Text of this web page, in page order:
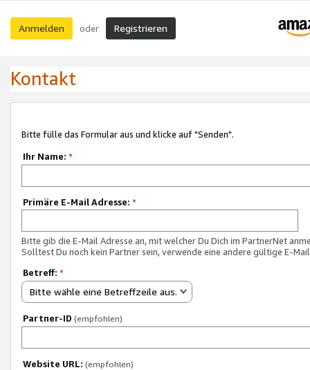
Anmelden oder Registrieren
Kontakt
Bitte fülle das Formular aus und klicke auf "Senden".
Ihr Name: *
Primäre E-Mail Adresse: *
Bitte gib die E-Mail Adresse an, mit welcher Du Dich im PartnerNet
Solltest Du noch kein Partner sein, verwende eine andere gültige E-
Betreff: *
Bitte wähle eine Betreffzeile aus.
Partner-ID (empfohlen)
Website URL: (empfohlen)